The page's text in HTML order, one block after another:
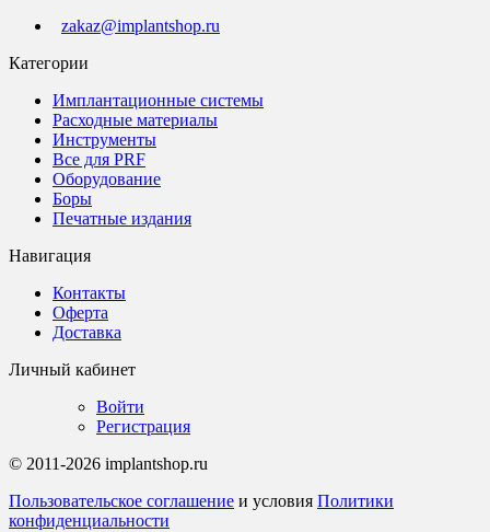
zakaz@implantshop.ru
Категории
Имплантационные системы
Расходные материалы
Инструменты
Все для PRF
Оборудование
Боры
Печатные издания
Навигация
Контакты
Оферта
Доставка
Личный кабинет
Войти
Регистрация
© 2011-2026 implantshop.ru
Пользовательское соглашение и условия Политики
конфиденциальности